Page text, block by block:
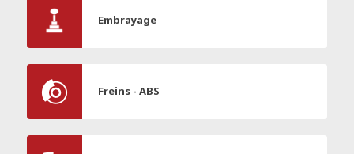
Embrayage
Freins - ABS